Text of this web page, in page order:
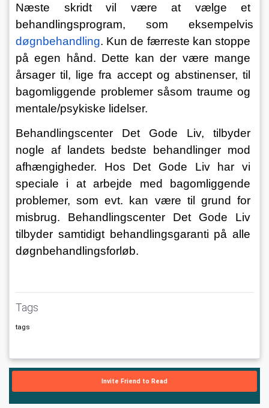
Næste skridt vil være at vælge et
behandlingsprogram, som eksempelvis
døgnbehandling. Kun de færreste kan stoppe
på egen hånd. Dette kan der være mange
årsager til, lige fra accept og abstinenser, til
bagomliggende problemer såsom traume og
mentale/psykiske lidelser.
Behandlingscenter Det Gode Liv, tilbyder
nogle af landets bedste behandlinger mod
afhængigheder. Hos Det Gode Liv har vi
speciale i at arbejde med bagomliggende
problemer, som evt. kan være til grund for
misbrug. Behandlingscenter Det Gode Liv
tilbyder samtidigt behandlingsgaranti på alle
døgnbehandlingsforløb.
Tags
tags
Invite Friend to Read